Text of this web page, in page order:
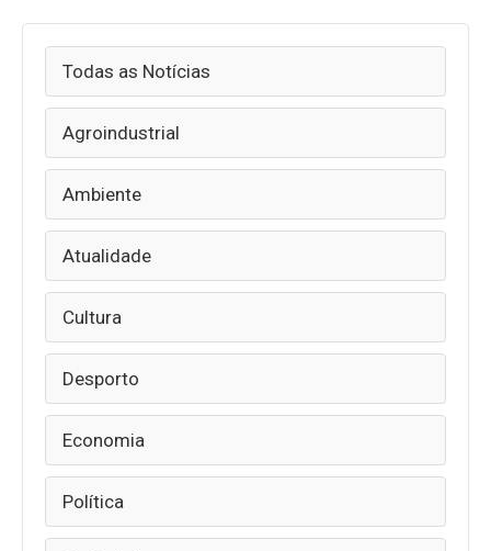
Todas as Notícias
Agroindustrial
Ambiente
Atualidade
Cultura
Desporto
Economia
Política